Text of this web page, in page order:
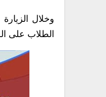
وخلال
الطلاب على